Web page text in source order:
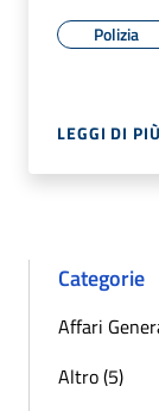
Polizia
LEGGI DI PIÙ
Categorie
Affari
Altro (5)